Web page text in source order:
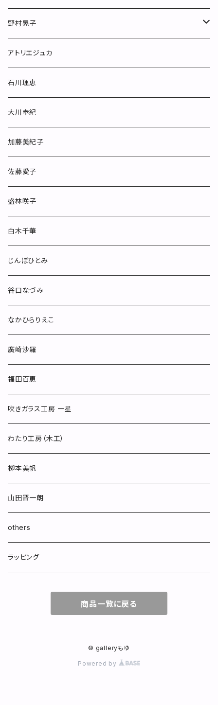
野村晃子
マグカップ
めしわん
フリーカップ
カップ&ソーサー
ポット
お皿
酒器
小物
others
アトリエジュカ
石川理恵
大川奉紀
加藤美紀子
佐藤愛子
盛林咲子
白木千華
じんぼひとみ
谷口なづみ
なかひらりえこ
廣崎沙羅
福田百恵
吹きガラス工房 一星
わたり工房（木工）
栁本美帆
山田晋一朗
others
ラッピング
商品一覧に戻る
© galleryもゆ
Powered by